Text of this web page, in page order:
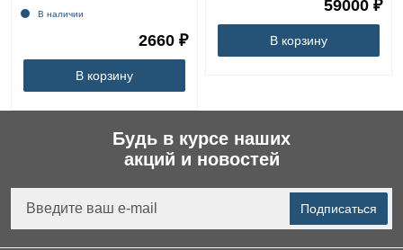
В наличии
2660 ₽
В корзину
59000 ₽
В корзину
Будь в курсе наших
акций и новостей
Подписаться